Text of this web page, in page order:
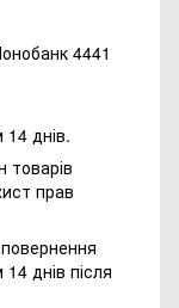
4441
14 днів.
товарів
прав
днів після